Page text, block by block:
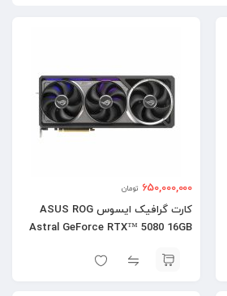
650,000,000 تومان
کارت گرافیک ایسوس ASUS ROG
Astral GeForce RTX™ 5080 16GB